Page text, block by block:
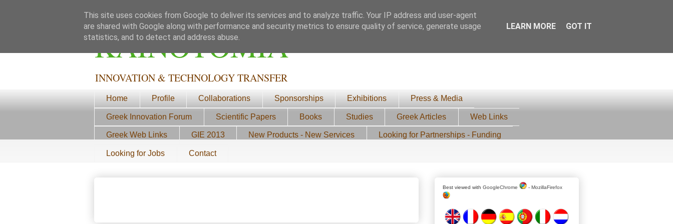
ΚΑΙΝΟΤΟΜΙΑ
INNOVATION & TECHNOLOGY TRANSFER
Home Profile Collaborations Sponsorships Exhibitions Press & Media
Greek Innovation Forum Scientific Papers Books Studies Greek Articles Web Links
Greek Web Links GIE 2013 New Products - New Services Looking for Partnerships - Funding
Looking for Jobs Contact
Best viewed with GoogleChrome - MozillaFirefox
This site uses cookies from Google to deliver its services and to analyze traffic. Your IP address and user-agent
are shared with Google along with performance and security metrics to ensure quality of service, generate usage
statistics, and to detect and address abuse.
LEARN MORE GOT IT